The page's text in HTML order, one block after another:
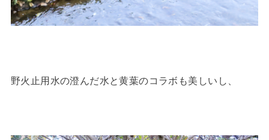
野火止用水の澄んだ水と黄葉のコラボも美しいし、